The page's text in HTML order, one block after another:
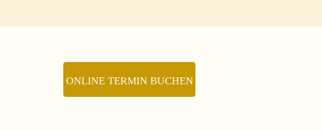
ONLINE TERMIN BUCHEN